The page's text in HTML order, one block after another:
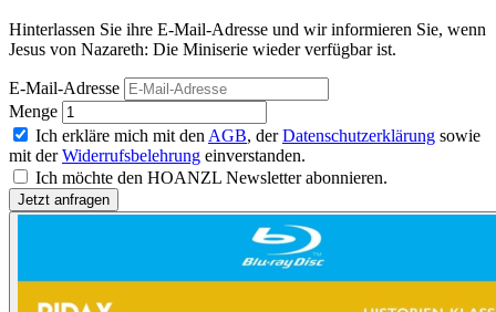
Hinterlassen Sie ihre E-Mail-Adresse und wir informieren Sie, wenn
Jesus von Nazareth: Die Miniserie wieder verfügbar ist.
E-Mail-Adresse
Menge
Ich erkläre mich mit den AGB, derDatenschutzerklärung sowie
mit derWiderrufsbelehrung einverstanden.
Ich möchte den HOANZL Newsletter abonnieren.